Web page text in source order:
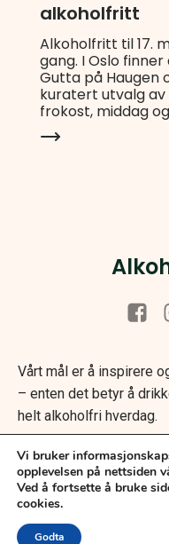
alkoholfritt
Alkoholfritt til 17.
gang. I Oslo
Gutta på Haugen
kuratert utvalg
frokost, middag
Vårt mål er å inspirere
– enten det betyr å
helt alkoholfri hverdag.
Vi bruker
opplevelsen på nettsiden
Ved å fortsette å bruke
cookies.
Godta